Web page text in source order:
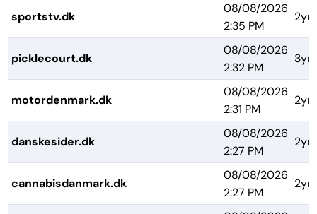
sportstv.dk
08/08/2026
2:35 PM
2yrs
picklecourt.dk
08/08/2026
2:32 PM
3yrs
motordenmark.dk
08/08/2026
2:31 PM
2yrs
danskesider.dk
08/08/2026
2:27 PM
2yrs
cannabisdanmark.dk
08/08/2026
2:27 PM
2yrs